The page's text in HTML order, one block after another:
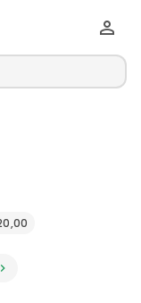
Nova -